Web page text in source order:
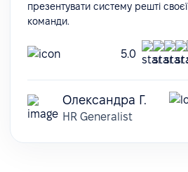
презентувати систему решті своєї
команди.
5.0
Олександра Г.
HR Generalist